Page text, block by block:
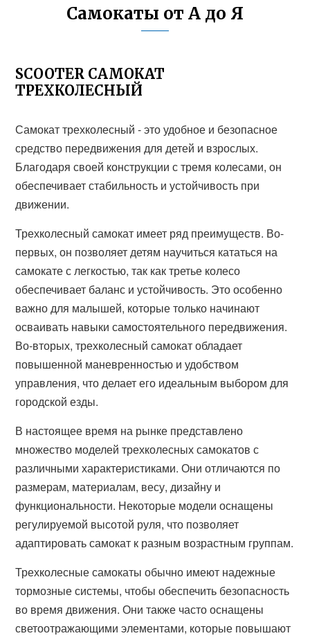
Самокаты от А до Я
SCOOTER САМОКАТ
ТРЕХКОЛЕСНЫЙ
Самокат трехколесный - это удобное и безопасное
средство передвижения для детей и взрослых.
Благодаря своей конструкции с тремя колесами, он
обеспечивает стабильность и устойчивость при
движении.
Трехколесный самокат имеет ряд преимуществ. Во-
первых, он позволяет детям научиться кататься на
самокате с легкостью, так как третье колесо
обеспечивает баланс и устойчивость. Это особенно
важно для малышей, которые только начинают
осваивать навыки самостоятельного передвижения.
Во-вторых, трехколесный самокат обладает
повышенной маневренностью и удобством
управления, что делает его идеальным выбором для
городской езды.
В настоящее время на рынке представлено
множество моделей трехколесных самокатов с
различными характеристиками. Они отличаются по
размерам, материалам, весу, дизайну и
функциональности. Некоторые модели оснащены
регулируемой высотой руля, что позволяет
адаптировать самокат к разным возрастным группам.
Трехколесные самокаты обычно имеют надежные
тормозные системы, чтобы обеспечить безопасность
во время движения. Они также часто оснащены
светоотражающими элементами, которые повышают